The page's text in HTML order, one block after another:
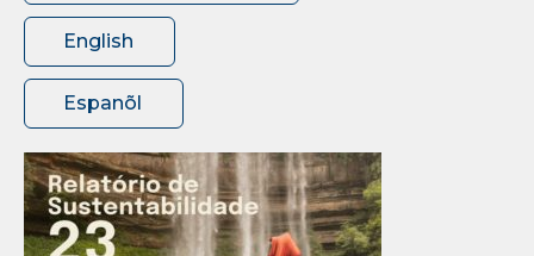
English
Espanõl